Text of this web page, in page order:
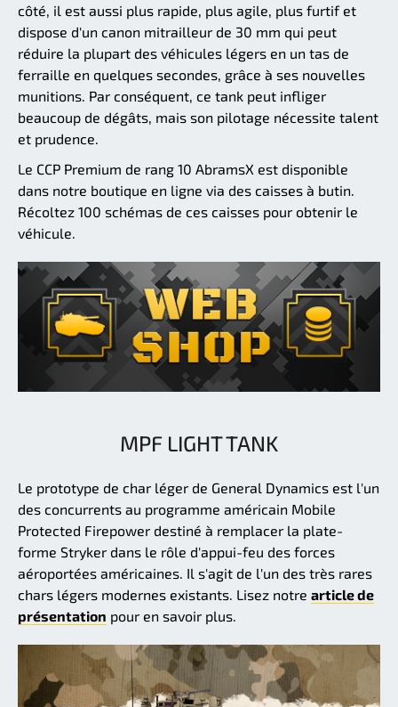
côté, il est aussi plus rapide, plus agile, plus furtif et
dispose d'un canon mitrailleur de 30 mm qui peut
réduire la plupart des véhicules légers en un tas de
ferraille en quelques secondes, grâce à ses nouvelles
munitions. Par conséquent, ce tank peut infliger
beaucoup de dégâts, mais son pilotage nécessite talent
et prudence.
Le CCP Premium de rang 10 AbramsX est disponible
dans notre boutique en ligne via des caisses à butin.
Récoltez 100 schémas de ces caisses pour obtenir le
véhicule.
MPF LIGHT TANK
Le prototype de char léger de General Dynamics est l'un
des concurrents au programme américain Mobile
Protected Firepower destiné à remplacer la plate-
forme Stryker dans le rôle d'appui-feu des forces
aéroportées américaines. Il s'agit de l'un des très rares
chars légers modernes existants. Lisez notre article de
présentation pour en savoir plus.